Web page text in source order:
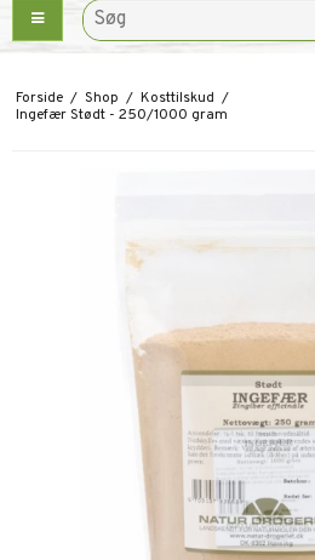
Forside / Shop / Kosttilskud /
Ingefær Stødt - 250/1000 gram